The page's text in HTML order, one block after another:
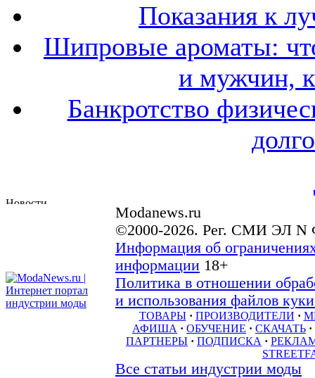
Показания к
Шипровые ароматы:
и мужчин,
Банкротство
Modanews.ru
©2000-2026. Рег. СМИ ЭЛ N
Информация об
информации 18+
Политика в отношении
и использования файлов
ТОВАРЫ · ПРОИЗВОДИТЕЛИ ·
АФИША · ОБУЧЕНИЕ · СКАЧАТЬ ·
ПАРТНЕРЫ · ПОДПИСКА ·
Все статьи индустрии моды